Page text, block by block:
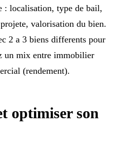
: localisation, type de bail,
valorisation du bien.
2 a 3 biens differents pour
un mix entre immobilier
(rendement).
optimiser son